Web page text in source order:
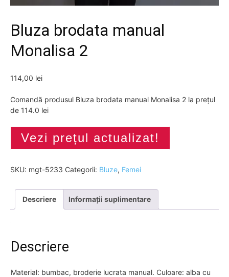
Bluza brodata manual
Monalisa 2
114,00 lei
Comandă produsul Bluza brodata manual Monalisa 2 la prețul
de 114.0 lei
Vezi prețul actualizat!
SKU: mgt-5233 Categorii: Bluze, Femei
Descriere Informații suplimentare
Descriere
Material: bumbac, broderie lucrata manual. Culoare: alba cu